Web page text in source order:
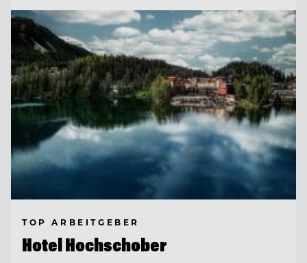
TOP ARBEITGEBER
Hotel Hochschober